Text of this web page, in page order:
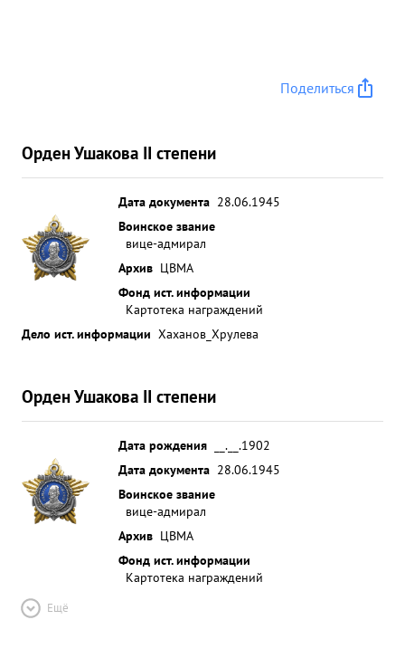
Поделиться
Орден Ушакова II степени
Дата документа 28.06.1945
Воинское звание
вице-адмирал
Архив ЦВМА
Фонд ист. информации
Картотека награждений
Дело ист. информации Хаханов_Хрулева
Орден Ушакова II степени
Дата рождения
__.__.1902
Дата документа 28.06.1945
Воинское звание
вице-адмирал
Архив ЦВМА
Фонд ист. информации
Картотека награждений
Ещё